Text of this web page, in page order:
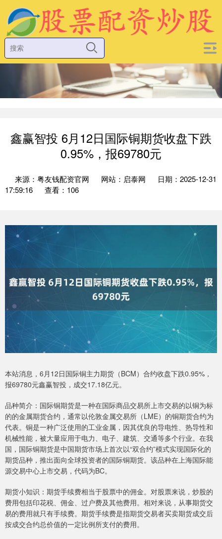
鑫赢智投 6月12日国际铜期货收盘下跌
0.95%，报69780元
来源：粤友钱配资官网 网站：启泰网
日期：2025-12-31
17:59:16
查看：106
本站消息，6月12日国际铜主力期货（BCM）合约收盘下跌0.95%，
报69780元鑫赢智投，成交17.18亿元。
品种简介：国际铜期货是一种在国际商品交易所上市交易的以铜为标
的的金属期货合约，通常以伦敦金属交易所（LME）的铜期货合约为
代表。铜是一种广泛使用的工业金属，因其优良的导电性、热导性和
机械性能，被大量应用于电力、电子、建筑、交通等多个行业。在我
国，国际铜期货是中国期货市场上首次以“双合约”模式实现国际化的
期货品种，推出面向全球投资者的国际铜期货。该品种在上海国际能
源交易中心上市交易，代码为BC。
期货小知识：期货手续费相当于股票中的佣金。对股票来说，炒股的
费用包括印花税、佣金、过户费及其他费用。相对来说，从事期货交
易的费用就只有手续费。期货手续费是指期货交易者买卖期货成交后
按成交合约总价值的一定比例所支付的费用。